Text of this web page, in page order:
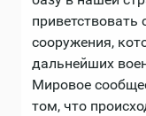
приветствовать
сооружения,
дальнейших
Мировое
том, что